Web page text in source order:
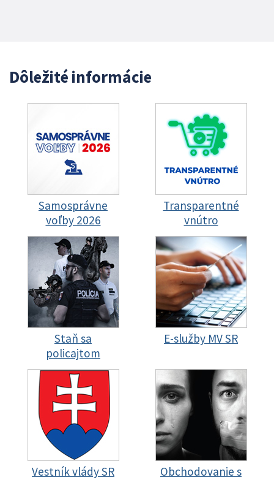
Dôležité informácie
Samosprávne
voľby 2026
Transparentné
vnútro
Staň sa
policajtom
E-služby MV SR
Vestník vlády SR
Obchodovanie s